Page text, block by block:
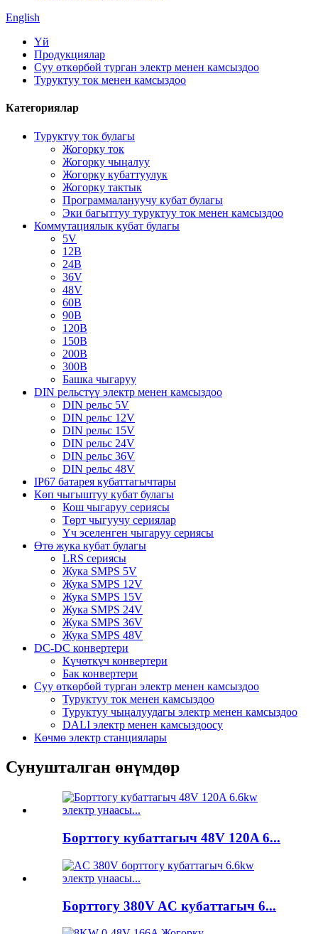
English
Үй
Продукциялар
Суу өткөрбөй турган электр менен камсыздоо
Туруктуу ток менен камсыздоо
Категориялар
Туруктуу ток булагы
Жогорку ток
Жогорку чыңалуу
Жогорку кубаттуулук
Жогорку тактык
Программалануучу кубат булагы
Эки багыттуу туруктуу ток менен камсыздоо
Коммутациялык кубат булагы
5V
12В
24В
36V
48V
60В
90В
120В
150В
200В
300В
Башка чыгаруу
DIN рельстүү электр менен камсыздоо
DIN рельс 5V
DIN рельс 12V
DIN рельс 15V
DIN рельс 24V
DIN рельс 36V
DIN рельс 48V
IP67 батарея кубаттагычтары
Көп чыгыштуу кубат булагы
Кош чыгаруу сериясы
Төрт чыгуучу сериялар
Үч эселенген чыгаруу сериясы
Өтө жука кубат булагы
LRS сериясы
Жука SMPS 5V
Жука SMPS 12V
Жука SMPS 15V
Жука SMPS 24V
Жука SMPS 36V
Жука SMPS 48V
DC-DC конвертери
Күчөткүч конвертери
Бак конвертери
Суу өткөрбөй турган электр менен камсыздоо
Туруктуу ток менен камсыздоо
Туруктуу чыңалуудагы электр менен камсыздоо
DALI электр менен камсыздоосу
Көчмө электр станциялары
Сунушталган өнүмдөр
Борттогу кубаттагыч 48V 120A 6...
Борттогу 380V AC кубаттагыч 6...